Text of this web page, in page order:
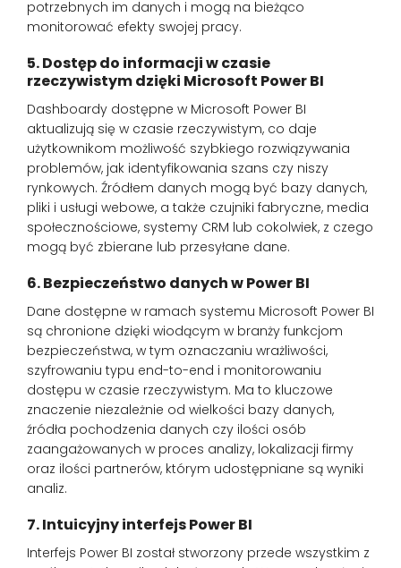
potrzebnych im danych i mogą na bieżąco
monitorować efekty swojej pracy.
5. Dostęp do informacji w czasie
rzeczywistym dzięki Microsoft Power BI
Dashboardy dostępne w Microsoft Power BI
aktualizują się w czasie rzeczywistym, co daje
użytkownikom możliwość szybkiego rozwiązywania
problemów, jak identyfikowania szans czy niszy
rynkowych. Źródłem danych mogą być bazy danych,
pliki i usługi webowe, a także czujniki fabryczne, media
społecznościowe, systemy CRM lub cokolwiek, z czego
mogą być zbierane lub przesyłane dane.
6. Bezpieczeństwo danych w Power BI
Dane dostępne w ramach systemu Microsoft Power BI
są chronione dzięki wiodącym w branży funkcjom
bezpieczeństwa, w tym oznaczaniu wrażliwości,
szyfrowaniu typu end-to-end i monitorowaniu
dostępu w czasie rzeczywistym. Ma to kluczowe
znaczenie niezależnie od wielkości bazy danych,
źródła pochodzenia danych czy ilości osób
zaangażowanych w proces analizy, lokalizacji firmy
oraz ilości partnerów, którym udostępniane są wyniki
analiz.
7. Intuicyjny interfejs Power BI
Interfejs Power BI został stworzony przede wszystkim z